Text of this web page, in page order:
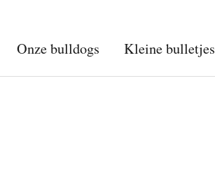
Onze bulldogs Kleine bulletjes